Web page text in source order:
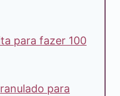
para fazer 100
para